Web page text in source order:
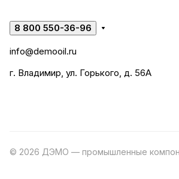
8 800 550-36-96
info@demooil.ru
г. Владимир, ул. Горького, д. 56А
© 2026 ДЭМО — промышленные